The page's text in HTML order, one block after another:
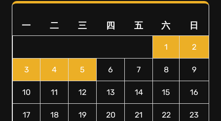
一 二 三 四 五 六 日
1 2
3 4 5 6 7 8 9
10 11 12 13 14 15 16
17 18 19 20 21 22 23